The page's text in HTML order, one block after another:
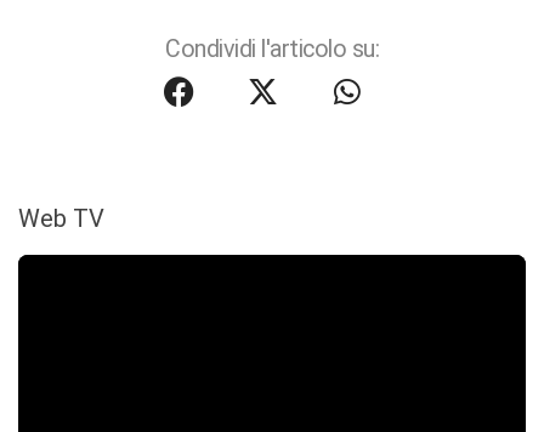
Condividi l'articolo su:
Web TV